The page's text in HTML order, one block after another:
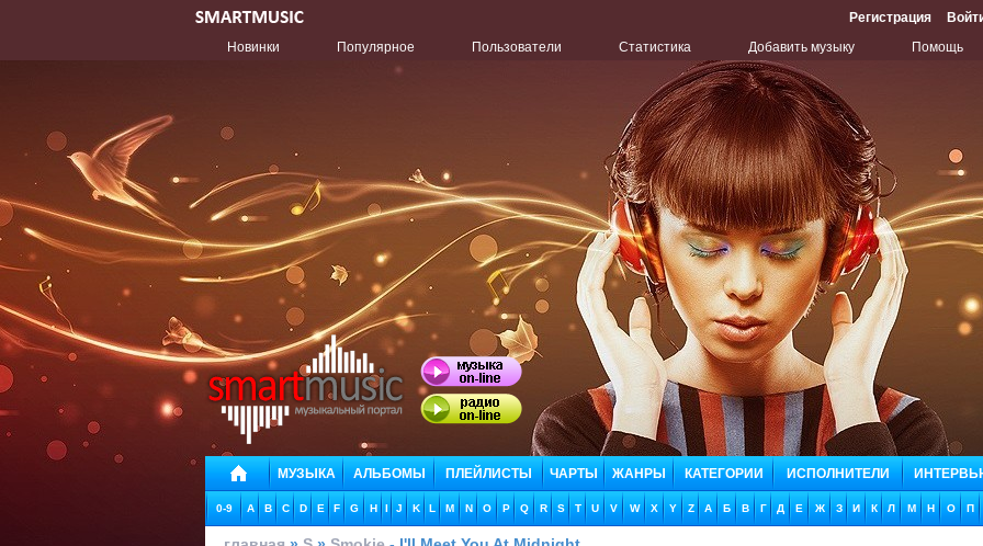
Регистрация
Новинки
Популярное Пользователи Статистика Добавить музыку Помощь
МУЗЫКА АЛЬБОМЫ ПЛЕЙЛИСТЫ ЧАРТЫ ЖАНРЫ КАТЕГОРИИ ИСПОЛНИТЕЛИ
0-9 A B C D E F G H I J K L M N O P Q R S T U V W X Y Z А Б В Г Д Е Ж З И К Л М Н О П